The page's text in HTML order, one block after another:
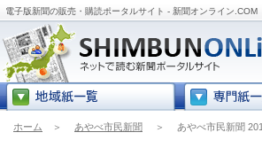
電子版新聞の販売・購読ポータルサイト - 新聞オンライン.COM
ホーム ＞ あやべ市民新聞 ＞ あやべ市民新聞